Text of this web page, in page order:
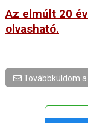
Az elmúlt 20
olvasható.
Továbbküldöm